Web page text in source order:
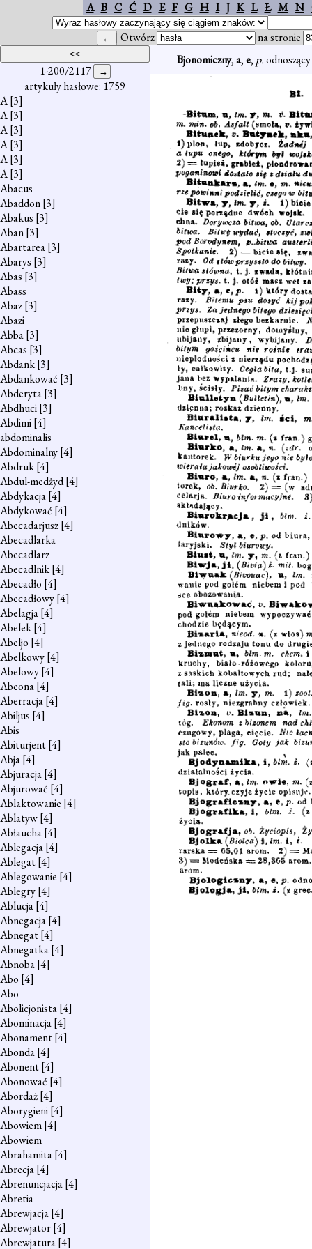
A B C Ć D E F G H I J K L Ł M N
Otwórz na stronie
1-200/2117
artykuły hasłowe: 1759
A[3]
A[3]
A[3]
A[3]
A[3]
A[3]
Abacus
Abaddon[3]
Abakus [3]
Aban[3]
Abartarea[3]
Abarys [3]
Abas [3]
Abass
Abaz[3]
Abazi
Abba[3]
Abcas [3]
Abdank[3]
Abdankować [3]
Abderyta[3]
Abdhuci[3]
Abdimi[4]
abdominalis
Abdominalny[4]
Abdruk[4]
Abdul-medżyd[4]
Abdykacja[4]
Abdykować [4]
Abecadarjusz[4]
Abecadlarka
Abecadlarz
Abecadlnik[4]
Abecadło [4]
Abecadłowy[4]
Abelagja[4]
Abelek[4]
Abeljo [4]
Abelkowy[4]
Abelowy[4]
Abeona[4]
Aberracja[4]
Abiljus [4]
Abis
Abiturjent[4]
Abja[4]
Abjuracja[4]
Abjurować [4]
Ablaktowanie [4]
Ablatyw[4]
Abłaucha[4]
Ablegacja[4]
Ablegat[4]
Ablegowanie [4]
Ablegry[4]
Ablucja[4]
Abnegacja[4]
Abnegat[4]
Abnegatka[4]
Abnoba[4]
Abo [4]
Abo
Abolicjonista[4]
Abominacja[4]
Abonament[4]
Abonda[4]
Abonent[4]
Abonować [4]
Abordaż[4]
Aborygieni[4]
Abowiem[4]
Abowiem
Abrahamita[4]
Abrecja[4]
Abrenuncjacja[4]
Abretia
Abrewjacja[4]
Abrewjator[4]
Abrewjatura[4]
Bjonomiczny,a,e, p.